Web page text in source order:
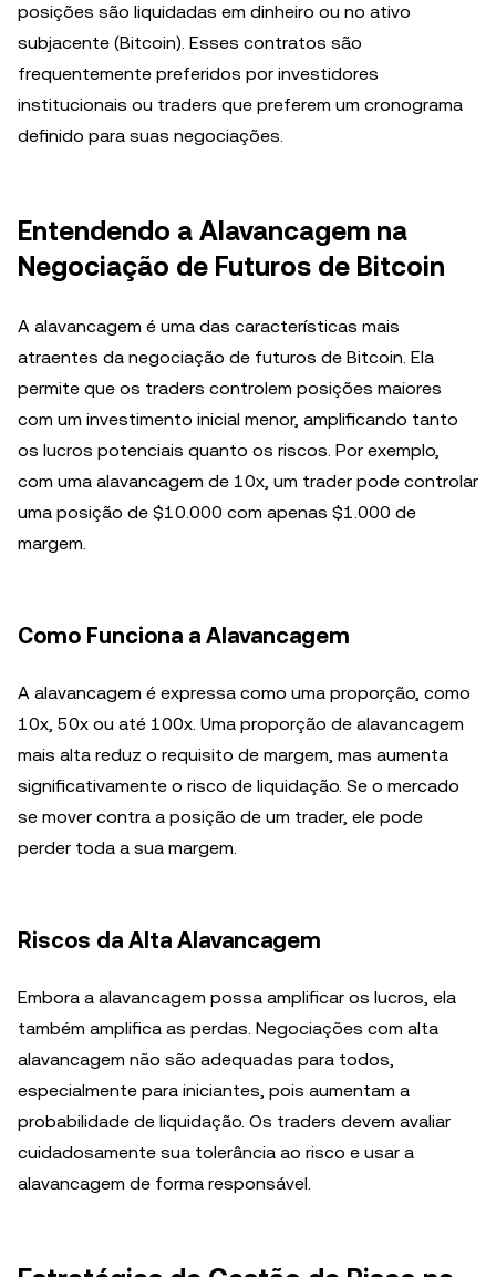
posições são liquidadas em dinheiro ou no ativo
subjacente (Bitcoin). Esses contratos são
frequentemente preferidos por investidores
institucionais ou traders que preferem um cronograma
definido para suas negociações.
Entendendo a Alavancagem na
Negociação de Futuros de Bitcoin
A alavancagem é uma das características mais
atraentes da negociação de futuros de Bitcoin. Ela
permite que os traders controlem posições maiores
com um investimento inicial menor, amplificando tanto
os lucros potenciais quanto os riscos. Por exemplo,
com uma alavancagem de 10x, um trader pode controlar
uma posição de $10.000 com apenas $1.000 de
margem.
Como Funciona a Alavancagem
A alavancagem é expressa como uma proporção, como
10x, 50x ou até 100x. Uma proporção de alavancagem
mais alta reduz o requisito de margem, mas aumenta
significativamente o risco de liquidação. Se o mercado
se mover contra a posição de um trader, ele pode
perder toda a sua margem.
Riscos da Alta Alavancagem
Embora a alavancagem possa amplificar os lucros, ela
também amplifica as perdas. Negociações com alta
alavancagem não são adequadas para todos,
especialmente para iniciantes, pois aumentam a
probabilidade de liquidação. Os traders devem avaliar
cuidadosamente sua tolerância ao risco e usar a
alavancagem de forma responsável.